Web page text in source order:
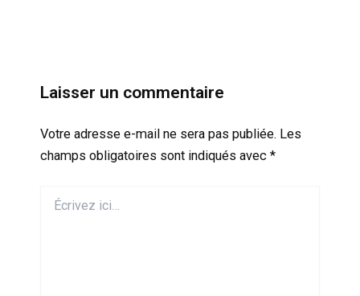
Laisser un commentaire
Votre adresse e-mail ne sera pas publiée. Les
champs obligatoires sont indiqués avec *
ici…